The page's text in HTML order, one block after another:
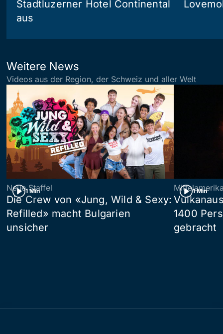
Stadtluzerner Hotel Continental
aus
Weitere News
Videos aus der Region, der Schweiz und aller Welt
1 Min
Neue Staffel
Die Crew von «Jung, Wild & Sexy:
Refilled» macht Bulgarien
unsicher
1 Min
1400
gebracht